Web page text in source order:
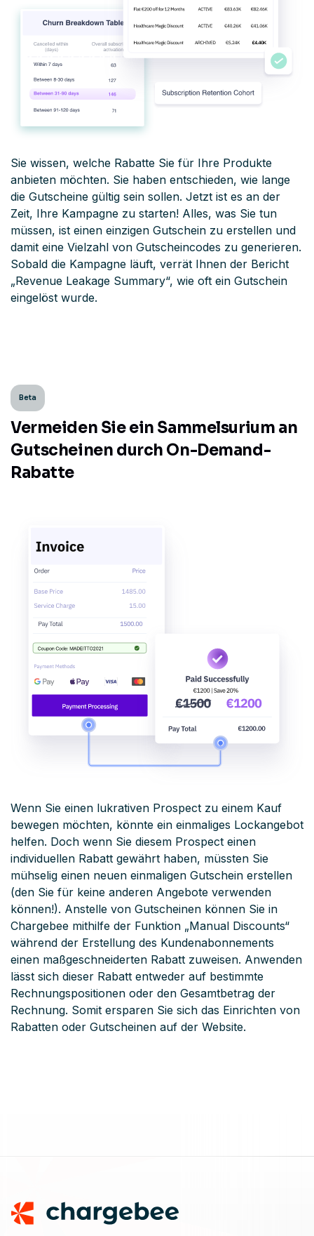
Sie wissen, welche Rabatte Sie für Ihre Produkte
anbieten möchten. Sie haben entschieden, wie lange
die Gutscheine gültig sein sollen. Jetzt ist es an der
Zeit, Ihre Kampagne zu starten! Alles, was Sie tun
müssen, ist einen einzigen Gutschein zu erstellen und
damit eine Vielzahl von Gutscheincodes zu generieren.
Sobald die Kampagne läuft, verrät Ihnen der Bericht
„Revenue Leakage Summary“, wie oft ein Gutschein
eingelöst wurde.
Beta
Vermeiden Sie ein Sammelsurium an
Gutscheinen durch On-Demand-
Rabatte
Wenn Sie einen lukrativen Prospect zu einem Kauf
bewegen möchten, könnte ein einmaliges Lockangebot
helfen. Doch wenn Sie diesem Prospect einen
individuellen Rabatt gewährt haben, müssten Sie
mühselig einen neuen einmaligen Gutschein erstellen
(den Sie für keine anderen Angebote verwenden
können!). Anstelle von Gutscheinen können Sie in
Chargebee mithilfe der Funktion „Manual Discounts“
während der Erstellung des Kundenabonnements
einen maßgeschneiderten Rabatt zuweisen. Anwenden
lässt sich dieser Rabatt entweder auf bestimmte
Rechnungspositionen oder den Gesamtbetrag der
Rechnung. Somit ersparen Sie sich das Einrichten von
Rabatten oder Gutscheinen auf der Website.